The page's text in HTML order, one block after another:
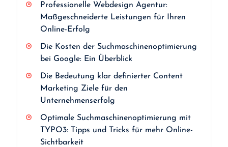
Professionelle Webdesign Agentur:
Maßgeschneiderte Leistungen für Ihren
Online-Erfolg
Die Kosten der Suchmaschinenoptimierung
bei Google: Ein Überblick
Die Bedeutung klar definierter Content
Marketing Ziele für den
Unternehmenserfolg
Optimale Suchmaschinenoptimierung mit
TYPO3: Tipps und Tricks für mehr Online-
Sichtbarkeit